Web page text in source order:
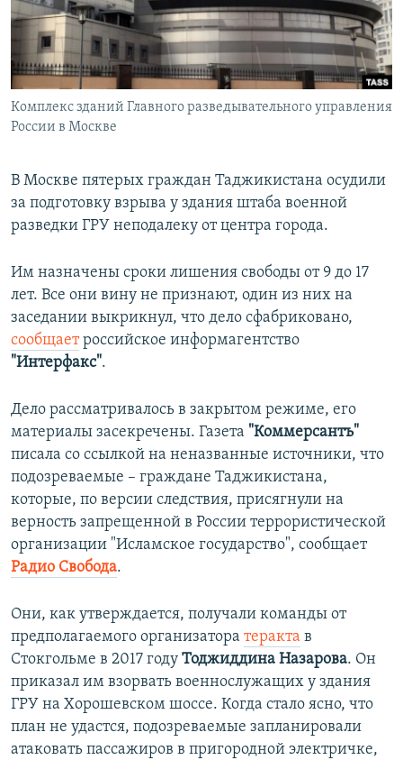
ПОБЕДИТЕЛЕЙ НЕ СУДЯТ?
КРЫМ.НЕПОКОРЕННЫЙ
ELIFBE
УКРАИНСКАЯ ПРОБЛЕМА КРЫМА
ПРИСОЕДИНЯЙТЕСЬ!
Комплекс зданий Главного разведывательного управления
России в Москве
В Москве пятерых граждан Таджикистана осудили
за подготовку взрыва у здания штаба военной
разведки ГРУ неподалеку от центра города.
Им назначены сроки лишения свободы от 9 до 17
лет. Все они вину не признают, один из них на
заседании выкрикнул, что дело сфабриковано,
сообщаетроссийское информагентство
"Интерфакс".
Дело рассматривалось в закрытом режиме, его
материалы засекречены. Газета "Коммерсантъ"
писала со ссылкой на неназванные источники, что
подозреваемые – граждане Таджикистана,
которые, по версии следствия, присягнули на
верность запрещенной в России террористической
организации "Исламское государство", сообщает
Радио Свобода.
Они, как утверждается, получали команды от
предполагаемого организатора теракта в
Стокгольме в 2017 году Тоджиддина Назарова. Он
приказал им взорвать военнослужащих у здания
ГРУ на Хорошевском шоссе. Когда стало ясно, что
план не удастся, подозреваемые запланировали
атаковать пассажиров в пригородной электричке,